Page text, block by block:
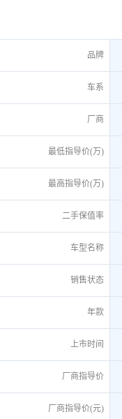
品牌
车系
厂商
最低指导价(万)
最高指导价(万)
二手保值率
车型名称
销售状态
年款
上市时间
厂商指导价
厂商指导价(元)